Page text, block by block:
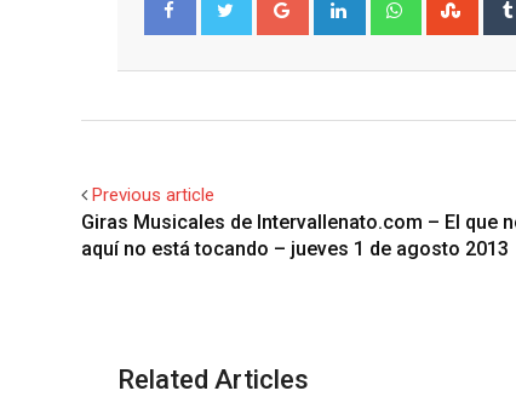
Previous article
Giras Musicales de Intervallenato.com – El que
aquí no está tocando – jueves 1 de agosto 2013
Related Articles